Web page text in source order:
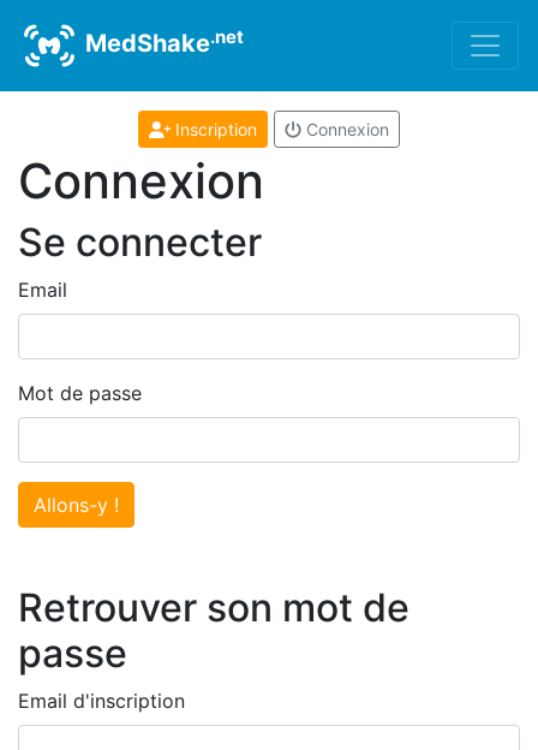
MedShake.net
Inscription Connexion
Connexion
Se connecter
Email
Mot de passe
Allons-y !
Retrouver son mot de
passe
Email d'inscription